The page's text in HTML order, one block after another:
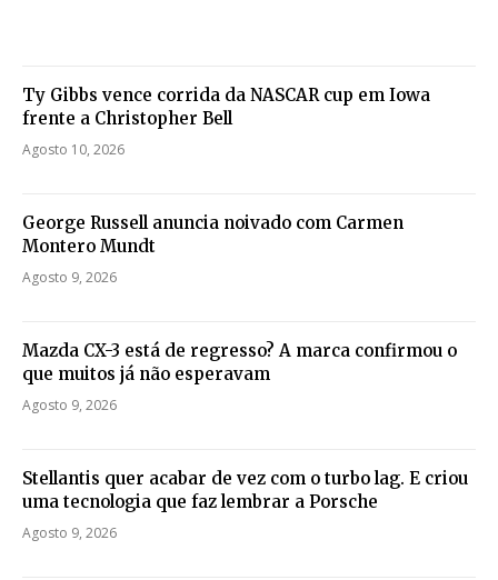
Ty Gibbs vence corrida da NASCAR cup em Iowa
frente a Christopher Bell
Agosto 10, 2026
George Russell anuncia noivado com Carmen
Montero Mundt
Agosto 9, 2026
Mazda CX-3 está de regresso? A marca confirmou o
que muitos já não esperavam
Agosto 9, 2026
Stellantis quer acabar de vez com o turbo lag. E criou
uma tecnologia que faz lembrar a Porsche
Agosto 9, 2026